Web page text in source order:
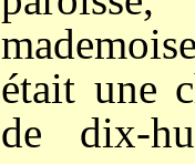
était une
de dix-